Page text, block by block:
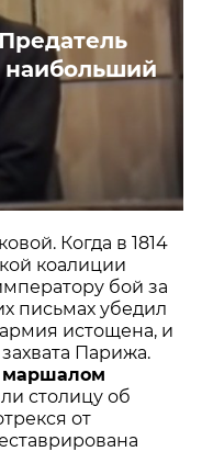
наибольший
Когда в 1814
коалиции
бой за
письмах убедил
истощена, и
Парижа.
маршалом
столицу об
от